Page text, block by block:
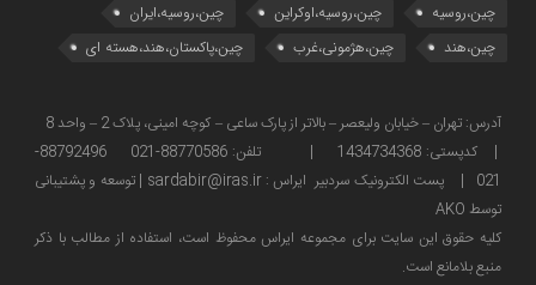
چین،روسیه
چین،روسیه،اوکراین
چین،روسیه،ایران
چین،هند
چین،هژمونی،غرب چین،پاکستان،هند،هسته ای
| کدپستی: 1434734368 | تلفن: 88770586-021 88792496-
021 | پست الکترونیک سردبیر ایراس : sardabir@iras.ir |
توسعه و پشتیبانی
توسط AKO
كليه حقوق این سایت برای مجموعه ایراس محفوظ است، استفاده از مطالب با ذكر
منبع بلامانع است.